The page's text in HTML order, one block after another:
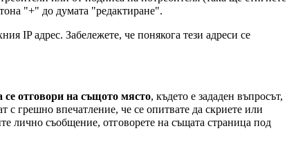
"+" до думата "редактиране".
IP адрес. Забележете, че понякога тези адреси се
се отговори на същото място, където е зададен въпросът,
с грешно впечатление, че се опитвате да скриете или
лично съобщение, отговорете на същата страница под